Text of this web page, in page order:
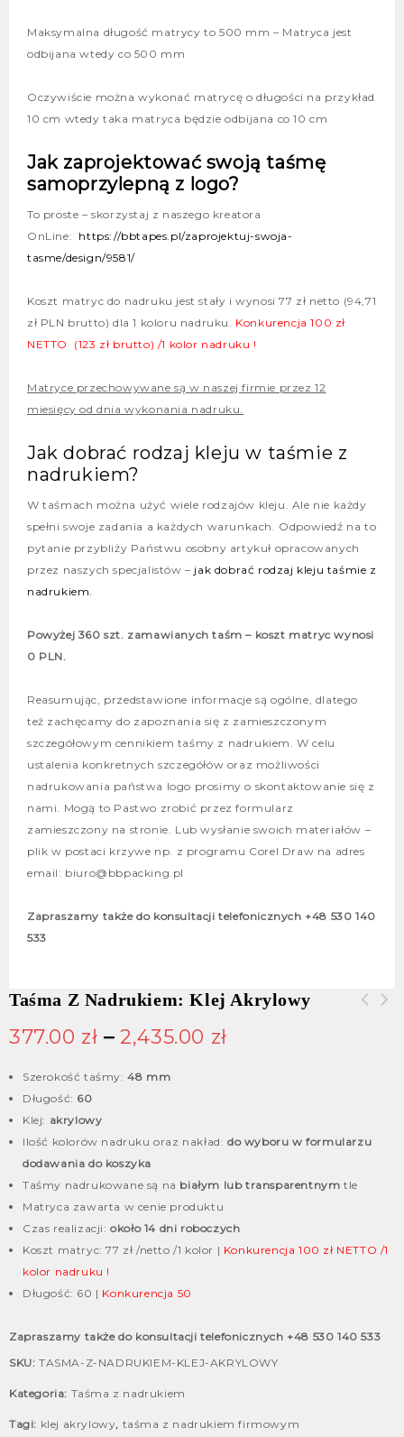
Maksymalna długość matrycy to 500 mm – Matryca jest
odbijana wtedy co 500 mm
Oczywiście można wykonać matrycę o długości na przykład
10 cm wtedy taka matryca będzie odbijana co 10 cm
Jak zaprojektować swoją taśmę
samoprzylepną z logo?
To proste – skorzystaj z naszego kreatora
OnLine: https://bbtapes.pl/zaprojektuj-swoja-
tasme/design/9581/
Koszt matryc do nadruku jest stały i wynosi 77 zł netto (94,71
zł PLN brutto) dla 1 koloru nadruku. Konkurencja 100 zł
NETTO (123 zł brutto) /1 kolor nadruku !
Matryce przechowywane są w naszej firmie przez 12
miesięcy od dnia wykonania nadruku.
Jak dobrać rodzaj kleju w taśmie z
nadrukiem?
W taśmach można użyć wiele rodzajów kleju. Ale nie każdy
spełni swoje zadania a każdych warunkach. Odpowiedź na to
pytanie przybliży Państwu osobny artykuł opracowanych
przez naszych specjalistów – jak dobrać rodzaj kleju taśmie z
nadrukiem.
Powyżej 360 szt. zamawianych taśm – koszt matryc wynosi
0 PLN.
Reasumując, przedstawione informacje są ogólne, dlatego
też zachęcamy do zapoznania się z zamieszczonym
szczegółowym cennikiem taśmy z nadrukiem. W celu
ustalenia konkretnych szczegółów oraz możliwości
nadrukowania państwa logo prosimy o skontaktowanie się z
nami. Mogą to Pastwo zrobić przez formularz
zamieszczony na stronie. Lub wysłanie swoich materiałów –
plik w postaci krzywe np. z programu Corel Draw na adres
email: biuro@bbpacking.pl
Zapraszamy także do konsultacji telefonicznych +48 530 140
533
Taśma Z Nadrukiem: Klej Akrylowy
377.00 zł –2,435.00 zł
Szerokość taśmy:48 mm
Długość: 60
Klej: akrylowy
Ilość kolorów nadruku oraz nakład: do wyboru w formularzu
dodawania do koszyka
Taśmy nadrukowane są na białym lub transparentnymtle
Matryca zawarta w cenie produktu
Czas realizacji:około 14 dni roboczych
Koszt matryc: 77 zł /netto /1 kolor | Konkurencja 100 zł NETTO /1
kolor nadruku !
Długość: 60 | Konkurencja 50
Zapraszamy także do konsultacji telefonicznych +48 530 140 533
SKU: TASMA-Z-NADRUKIEM-KLEJ-AKRYLOWY
Kategoria: Taśma z nadrukiem
Tagi: klej akrylowy, taśma z nadrukiem firmowym